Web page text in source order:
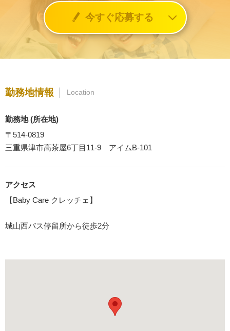
今すぐ応募する
勤務地情報 Location
勤務地 (所在地)
〒514-0819
三重県津市高茶屋6丁目11-9 アイムB-101
アクセス
【Baby Care クレッチェ】
城山西バス停留所から徒歩2分